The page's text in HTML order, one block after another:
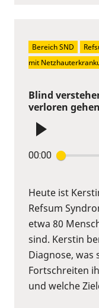
Blind
verloren
00:00
Heute ist
Refsum
etwa 80
sind. Kerstin
Diagnose,
Fortschreiten
und welche
Bereich SND
mit